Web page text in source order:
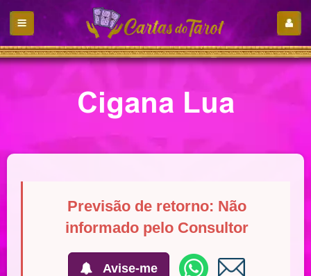
Cigana Lua
Previsão de retorno: Não
informado pelo Consultor
Avise-me